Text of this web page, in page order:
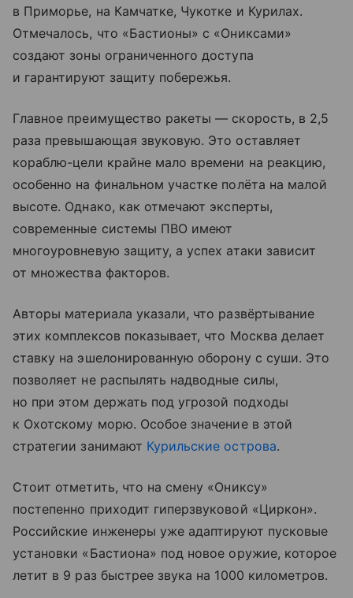
в Приморье, на Камчатке, Чукотке и Курилах.
Отмечалось, что «Бастионы» с «Ониксами»
создают зоны ограниченного доступа
и гарантируют защиту побережья.
Главное преимущество ракеты — скорость, в 2,5
раза превышающая звуковую. Это оставляет
кораблю-цели крайне мало времени на реакцию,
особенно на финальном участке полёта на малой
высоте. Однако, как отмечают эксперты,
современные системы ПВО имеют
многоуровневую защиту, а успех атаки зависит
от множества факторов.
Авторы материала указали, что развёртывание
этих комплексов показывает, что Москва делает
ставку на эшелонированную оборону с суши. Это
позволяет не распылять надводные силы,
но при этом держать под угрозой подходы
к Охотскому морю. Особое значение в этой
стратегии занимают Курильские острова.
Стоит отметить, что на смену «Ониксу»
постепенно приходит гиперзвуковой «Циркон».
Российские инженеры уже адаптируют пусковые
установки «Бастиона» под новое оружие, которое
летит в 9 раз быстрее звука на 1000 километров.